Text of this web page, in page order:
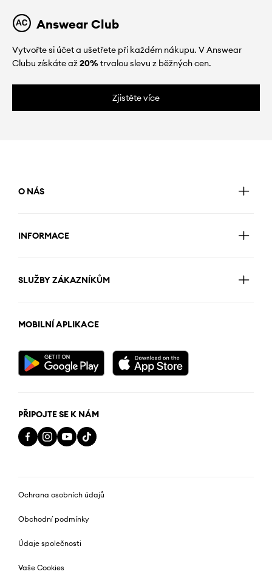
Answear Club
Vytvořte si účet a ušetřete při každém nákupu. V Answear
Clubu získáte až20%trvalou slevu z běžných cen.
Zjistěte více
O NÁS
INFORMACE
SLUŽBY ZÁKAZNÍKŮM
MOBILNÍ APLIKACE
PŘIPOJTE SE K NÁM
Ochrana osobních údajů
Obchodní podmínky
Údaje společnosti
Vaše Cookies